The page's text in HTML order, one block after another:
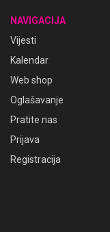
NAVIGACIJA
Vijesti
Kalendar
Web shop
Oglašavanje
Pratite nas
Prijava
Registracija